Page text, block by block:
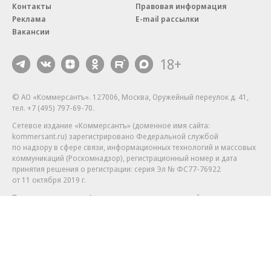
Контакты
Реклама
Вакансии
Правовая информация
E-mail рассылки
18+
© АО «Коммерсантъ». 127006, Москва, Оружейный переулок д. 41,
тел. +7 (495) 797-69-70.
Сетевое издание «Коммерсантъ» (доменное имя сайта:
kommersant.ru) зарегистрировано Федеральной службой
по надзору в сфере связи, информационных технологий и массовых
коммуникаций (Роскомнадзор), регистрационный номер и дата
принятия решения о регистрации: серия Эл № ФС77-76922
от 11 октября 2019 г.
Партнерские проекты/материалы, новости компаний, материалы